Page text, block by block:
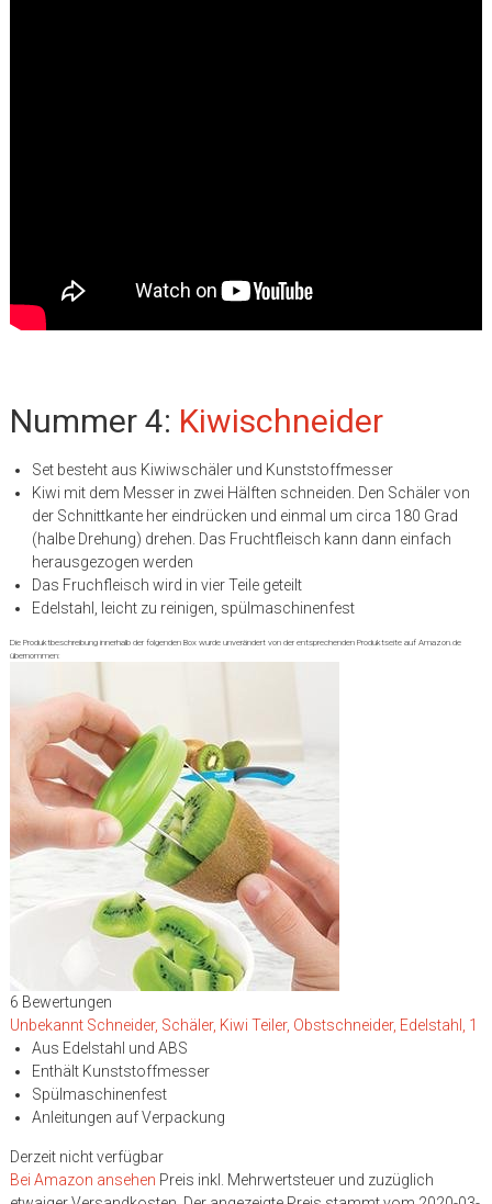
Nummer 4: Kiwischneider
Set besteht aus Kiwiwschäler und Kunststoffmesser
Kiwi mit dem Messer in zwei Hälften schneiden. Den Schäler von
der Schnittkante her eindrücken und einmal um circa 180 Grad
(halbe Drehung) drehen. Das Fruchtfleisch kann dann einfach
herausgezogen werden
Das Fruchfleisch wird in vier Teile geteilt
Edelstahl, leicht zu reinigen, spülmaschinenfest
Die Produktbeschreibung innerhalb der folgenden Box wurde unverändert von der entsprechenden Produktseite auf Amazon.de
übernommen:
6 Bewertungen
Unbekannt Schneider, Schäler, Kiwi Teiler, Obstschneider, Edelstahl, 1
Aus Edelstahl und ABS
Enthält Kunststoffmesser
Spülmaschinenfest
Anleitungen auf Verpackung
Derzeit nicht verfügbar
Bei Amazon ansehen Preis inkl. Mehrwertsteuer und zuzüglich